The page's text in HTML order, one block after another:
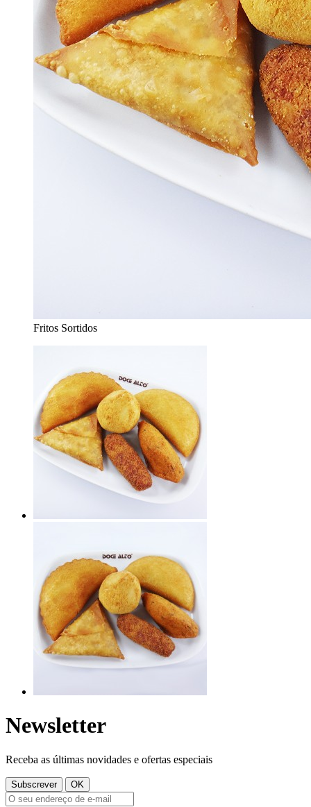
Fritos Sortidos
Newsletter
Receba as últimas novidades e ofertas especiais